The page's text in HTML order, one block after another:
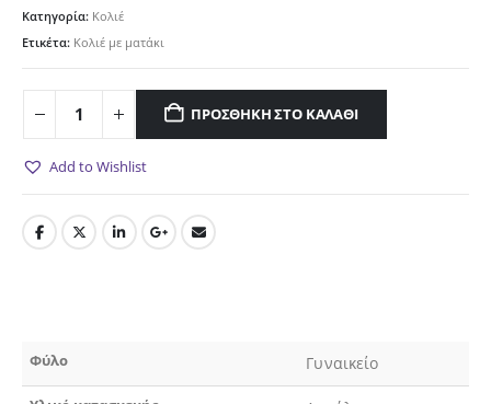
Κατηγορία: Κολιέ
Ετικέτα: Κολιέ με ματάκι
ΠΡΟΣΘΉΚΗ ΣΤΟ ΚΑΛΆΘΙ
Add to Wishlist
Φύλο Γυναικείο